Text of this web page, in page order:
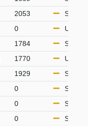
2053
S50
0
U20
1784
S50
1770
U18
1929
S65
0
S50
0
S65
0
S50